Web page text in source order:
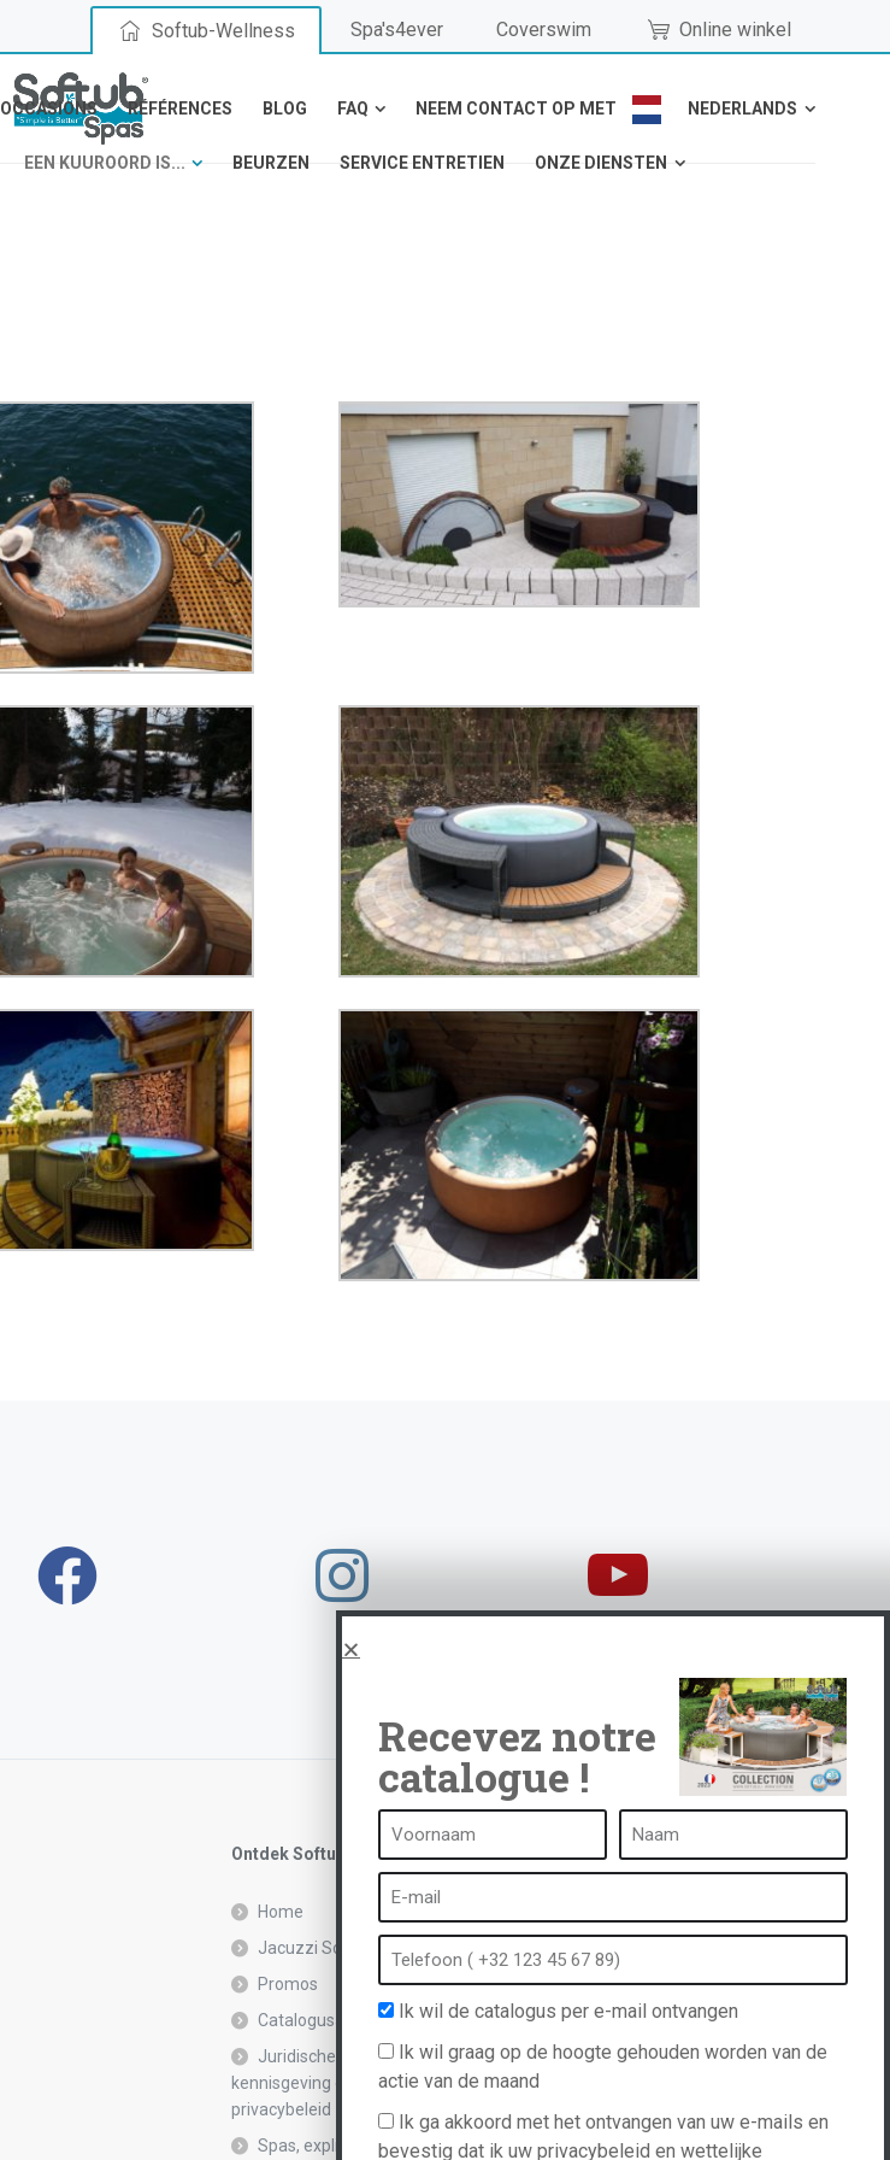
Softub-Wellness Spa's4ever Coverswim Online winkel
OCCASIONS RÉFÉRENCES BLOG FAQ NEEM CONTACT OP MET NEDERLANDS
EEN KUUROORD IS... BEURZEN SERVICE ENTRETIEN ONZE DIENSTEN
Ontdek Softub
Home
Jacuzzi Softub
Promos
Catalogusaanvraag
Juridische
kennisgeving en
privacybeleid
Spas, explications
Een kuuroord is...
Binnen Spa
Buiten spa
Spa in de winter
Ingebouwde spa
Spa en hydrotherapie
Recevez notre
catalogue !
Ik wil de catalogus per e-mail ontvangen
Ik wil graag op de hoogte gehouden worden van de
actie van de maand
Ik ga akkoord met het ontvangen van uw e-mails en
bevestig dat ik uw privacybeleid en wettelijke